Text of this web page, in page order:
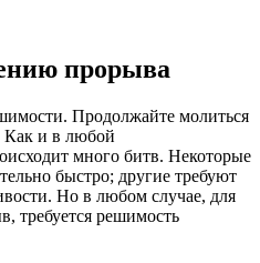
прорыва
Продолжайте молиться
Как и в любой
много битв. Некоторые
быстро; другие требуют
Но в любом случае, для
требуется решимость